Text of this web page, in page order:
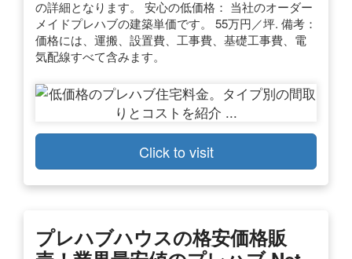
の詳細となります。 安心の低価格： 当社のオーダー
メイドプレハブの建築単価です。 55万円／坪. 備考：
価格には、運搬、設置費、工事費、基礎工事費、電
気配線すべて含みます。
Click to visit
プレハブハウスの格安価格販